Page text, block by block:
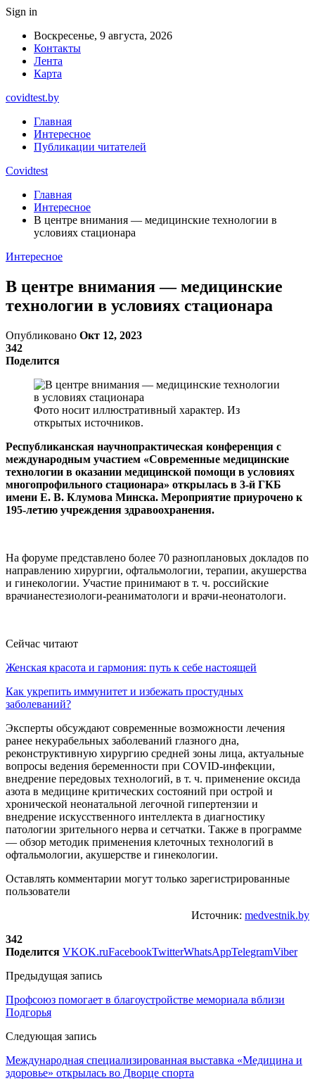
Sign in
Воскресенье, 9 августа, 2026
Контакты
Лента
Карта
covidtest.by
Главная
Интересное
Публикации читателей
Covidtest
Главная
Интересное
В центре внимания — медицинские технологии в
условиях стационара
Интересное
В центре внимания — медицинские
технологии в условиях стационара
Опубликовано Окт 12, 2023
342
Поделится
Фото носит иллюстративный характер. Из
открытых источников.
Республиканская научнопрактическая конференция с
международным участием «Современные медицинские
технологии в оказании медицинской помощи в условиях
многопрофильного стационара» открылась в 3-й ГКБ
имени Е. В. Клумова Минска. Мероприятие приурочено к
195-летию учреждения здравоохранения.
На форуме представлено более 70 разноплановых докладов по
направлению хирургии, офтальмологии, терапии, акушерства
и гинекологии. Участие принимают в т. ч. российские
врачианестезиологи-реаниматологи и врачи-неонатологи.
Сейчас читают
Женская красота и гармония: путь к себе настоящей
Как укрепить иммунитет и избежать простудных
заболеваний?
Эксперты обсуждают современные возможности лечения
ранее некурабельных заболеваний глазного дна,
реконструктивную хирургию средней зоны лица, актуальные
вопросы ведения беременности при COVID-инфекции,
внедрение передовых технологий, в т. ч. применение оксида
азота в медицине критических состояний при острой и
хронической неонатальной легочной гипертензии и
внедрение искусственного интеллекта в диагностику
патологии зрительного нерва и сетчатки. Также в программе
— обзор методик применения клеточных технологий в
офтальмологии, акушерстве и гинекологии.
Оставлять комментарии могут только зарегистрированные
пользователи
Источник: medvestnik.by
342
Поделится VKOK.ruFacebookTwitterWhatsAppTelegramViber
Предыдущая запись
Профсоюз помогает в благоустройстве мемориала вблизи
Подгорья
Следующая запись
Международная специализированная выставка «Медицина и
здоровье» открылась во Дворце спорта